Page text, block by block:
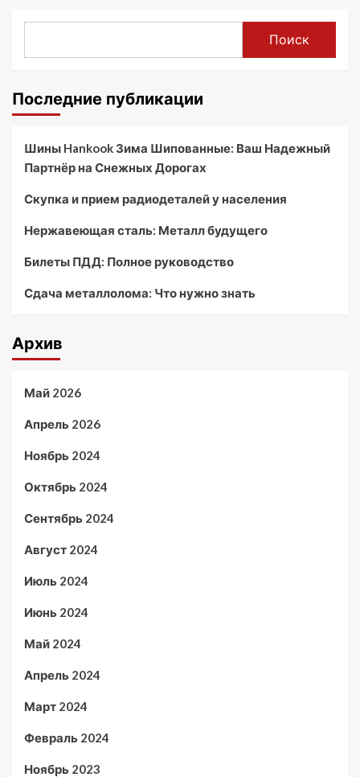
Поиск
Последние публикации
Шины Hankook Зима Шипованные: Ваш Надежный
Партнёр на Снежных Дорогах
Скупка и прием радиодеталей у населения
Нержавеющая сталь: Металл будущего
Билеты ПДД: Полное руководство
Сдача металлолома: Что нужно знать
Архив
Май 2026
Апрель 2026
Ноябрь 2024
Октябрь 2024
Сентябрь 2024
Август 2024
Июль 2024
Июнь 2024
Май 2024
Апрель 2024
Март 2024
Февраль 2024
Ноябрь 2023